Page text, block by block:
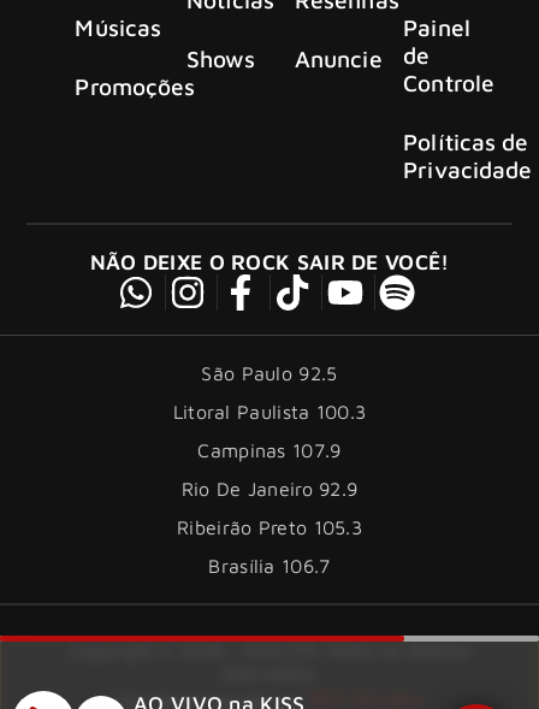
Músicas
Promoções
Shows Anuncie
Painel
de
Controle
Políticas de
Privacidade
NÃO DEIXE O ROCK SAIR DE VOCÊ!
São Paulo 92.5
Litoral Paulista 100.3
Campinas 107.9
Rio De Janeiro 92.9
Ribeirão Preto 105.3
Brasília 106.7
Site desenvolvido por
AO VIVO na KISS